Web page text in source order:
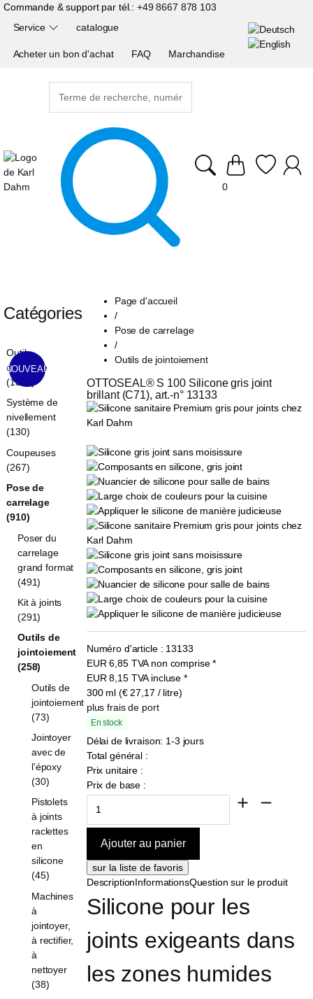
Commande & support par tél.: +49 8667 878 103
Service catalogue
Acheter un bon d'achat FAQ Marchandise
0
Page d'accueil
/
Pose de carrelage
/
Outils de jointoiement
OTTOSEAL® S 100 Silicone gris joint
brillant (C71), art.-n° 13133
NOUVEAU
Numéro d'article : 13133
EUR6,85 TVA non comprise *
EUR8,15 TVA incluse *
300 ml (€ 27,17 / litre)
plus frais de port
En stock
Délai de livraison: 1-3 jours
Total général :
Prix unitaire :
Prix de base :
DescriptionInformationsQuestion sur le produit
Silicone pour les
joints exigeants dans
les zones humides
Catégories
Outils
carrelage
(1321)
Système de
nivellement
(130)
Coupeuses
(267)
Pose de
carrelage
(910)
Poser du
carrelage
grand format
(491)
Kit à joints
(291)
Outils de
jointoiement
(258)
Outils de
jointoiement
(73)
Jointoyer
avec de
l'époxy
(30)
Pistolets
à joints
raclettes
en
silicone
(45)
Machines
à
jointoyer,
à rectifier,
à
nettoyer
(38)